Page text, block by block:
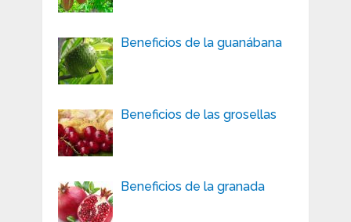
Beneficios de la guanábana
Beneficios de las grosellas
Beneficios de la granada